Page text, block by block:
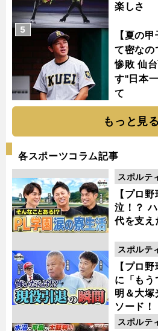
楽しさ
【夏の
て密なの
惨敗 仙
す"日本
て
5
もっと見る
各スポーツコラム記事
【プロ
泣！？
代を支え
スポルテ
動画
【プロ
に「もう
明＆大塚
ソード！
スポルテ
動画
スポルテ